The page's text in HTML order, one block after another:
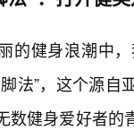
的健身浪潮中
法”，这个源
数健身爱好者